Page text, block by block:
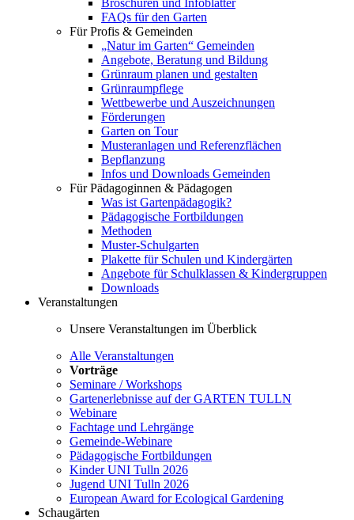
Broschüren und Infoblätter
FAQs für den Garten
Für Profis & Gemeinden
„Natur im Garten“ Gemeinden
Angebote, Beratung und Bildung
Grünraum planen und gestalten
Grünraumpflege
Wettbewerbe und Auszeichnungen
Förderungen
Garten on Tour
Musteranlagen und Referenzflächen
Bepflanzung
Infos und Downloads Gemeinden
Für Pädagoginnen & Pädagogen
Was ist Gartenpädagogik?
Pädagogische Fortbildungen
Methoden
Muster-Schulgarten
Plakette für Schulen und Kindergärten
Angebote für Schulklassen & Kindergruppen
Downloads
Veranstaltungen
Unsere Veranstaltungen im Überblick
Alle Veranstaltungen
Vorträge
Seminare / Workshops
Gartenerlebnisse auf der GARTEN TULLN
Webinare
Fachtage und Lehrgänge
Gemeinde-Webinare
Pädagogische Fortbildungen
Kinder UNI Tulln 2026
Jugend UNI Tulln 2026
European Award for Ecological Gardening
Schaugärten